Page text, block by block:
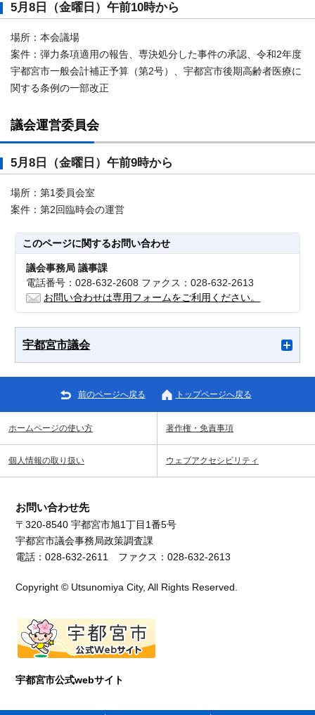
5月8日（金曜日）午前10時から
場所：本会議場
案件：弾力条項適用の報告、専決処分した事件の承認、令和2年度
宇都宮市一般会計補正予算（第2号）、宇都宮市後期高齢者医療に
関する条例の一部改正
議会運営委員会
5月8日（金曜日）午前9時から
場所：第1委員会室
案件：第2回臨時会の運営
このページに関するお問い合わせ
議会事務局 議事課
電話番号：028-632-2608 ファクス：028-632-2613
お問い合わせは専用フォームをご利用ください。
宇都宮市議会
前のページへ戻る トップページへ戻る
ホームページの使い方 著作権・免責事項
個人情報の取り扱い ウェブアクセシビリティ
お問い合わせ先
〒320-8540 宇都宮市旭1丁目1番5号
宇都宮市議会事務局政策調査課
電話：028-632-2611 ファクス：028-632-2613
Copyright © Utsunomiya City, All Rights Reserved.
宇都宮市公式webサイト